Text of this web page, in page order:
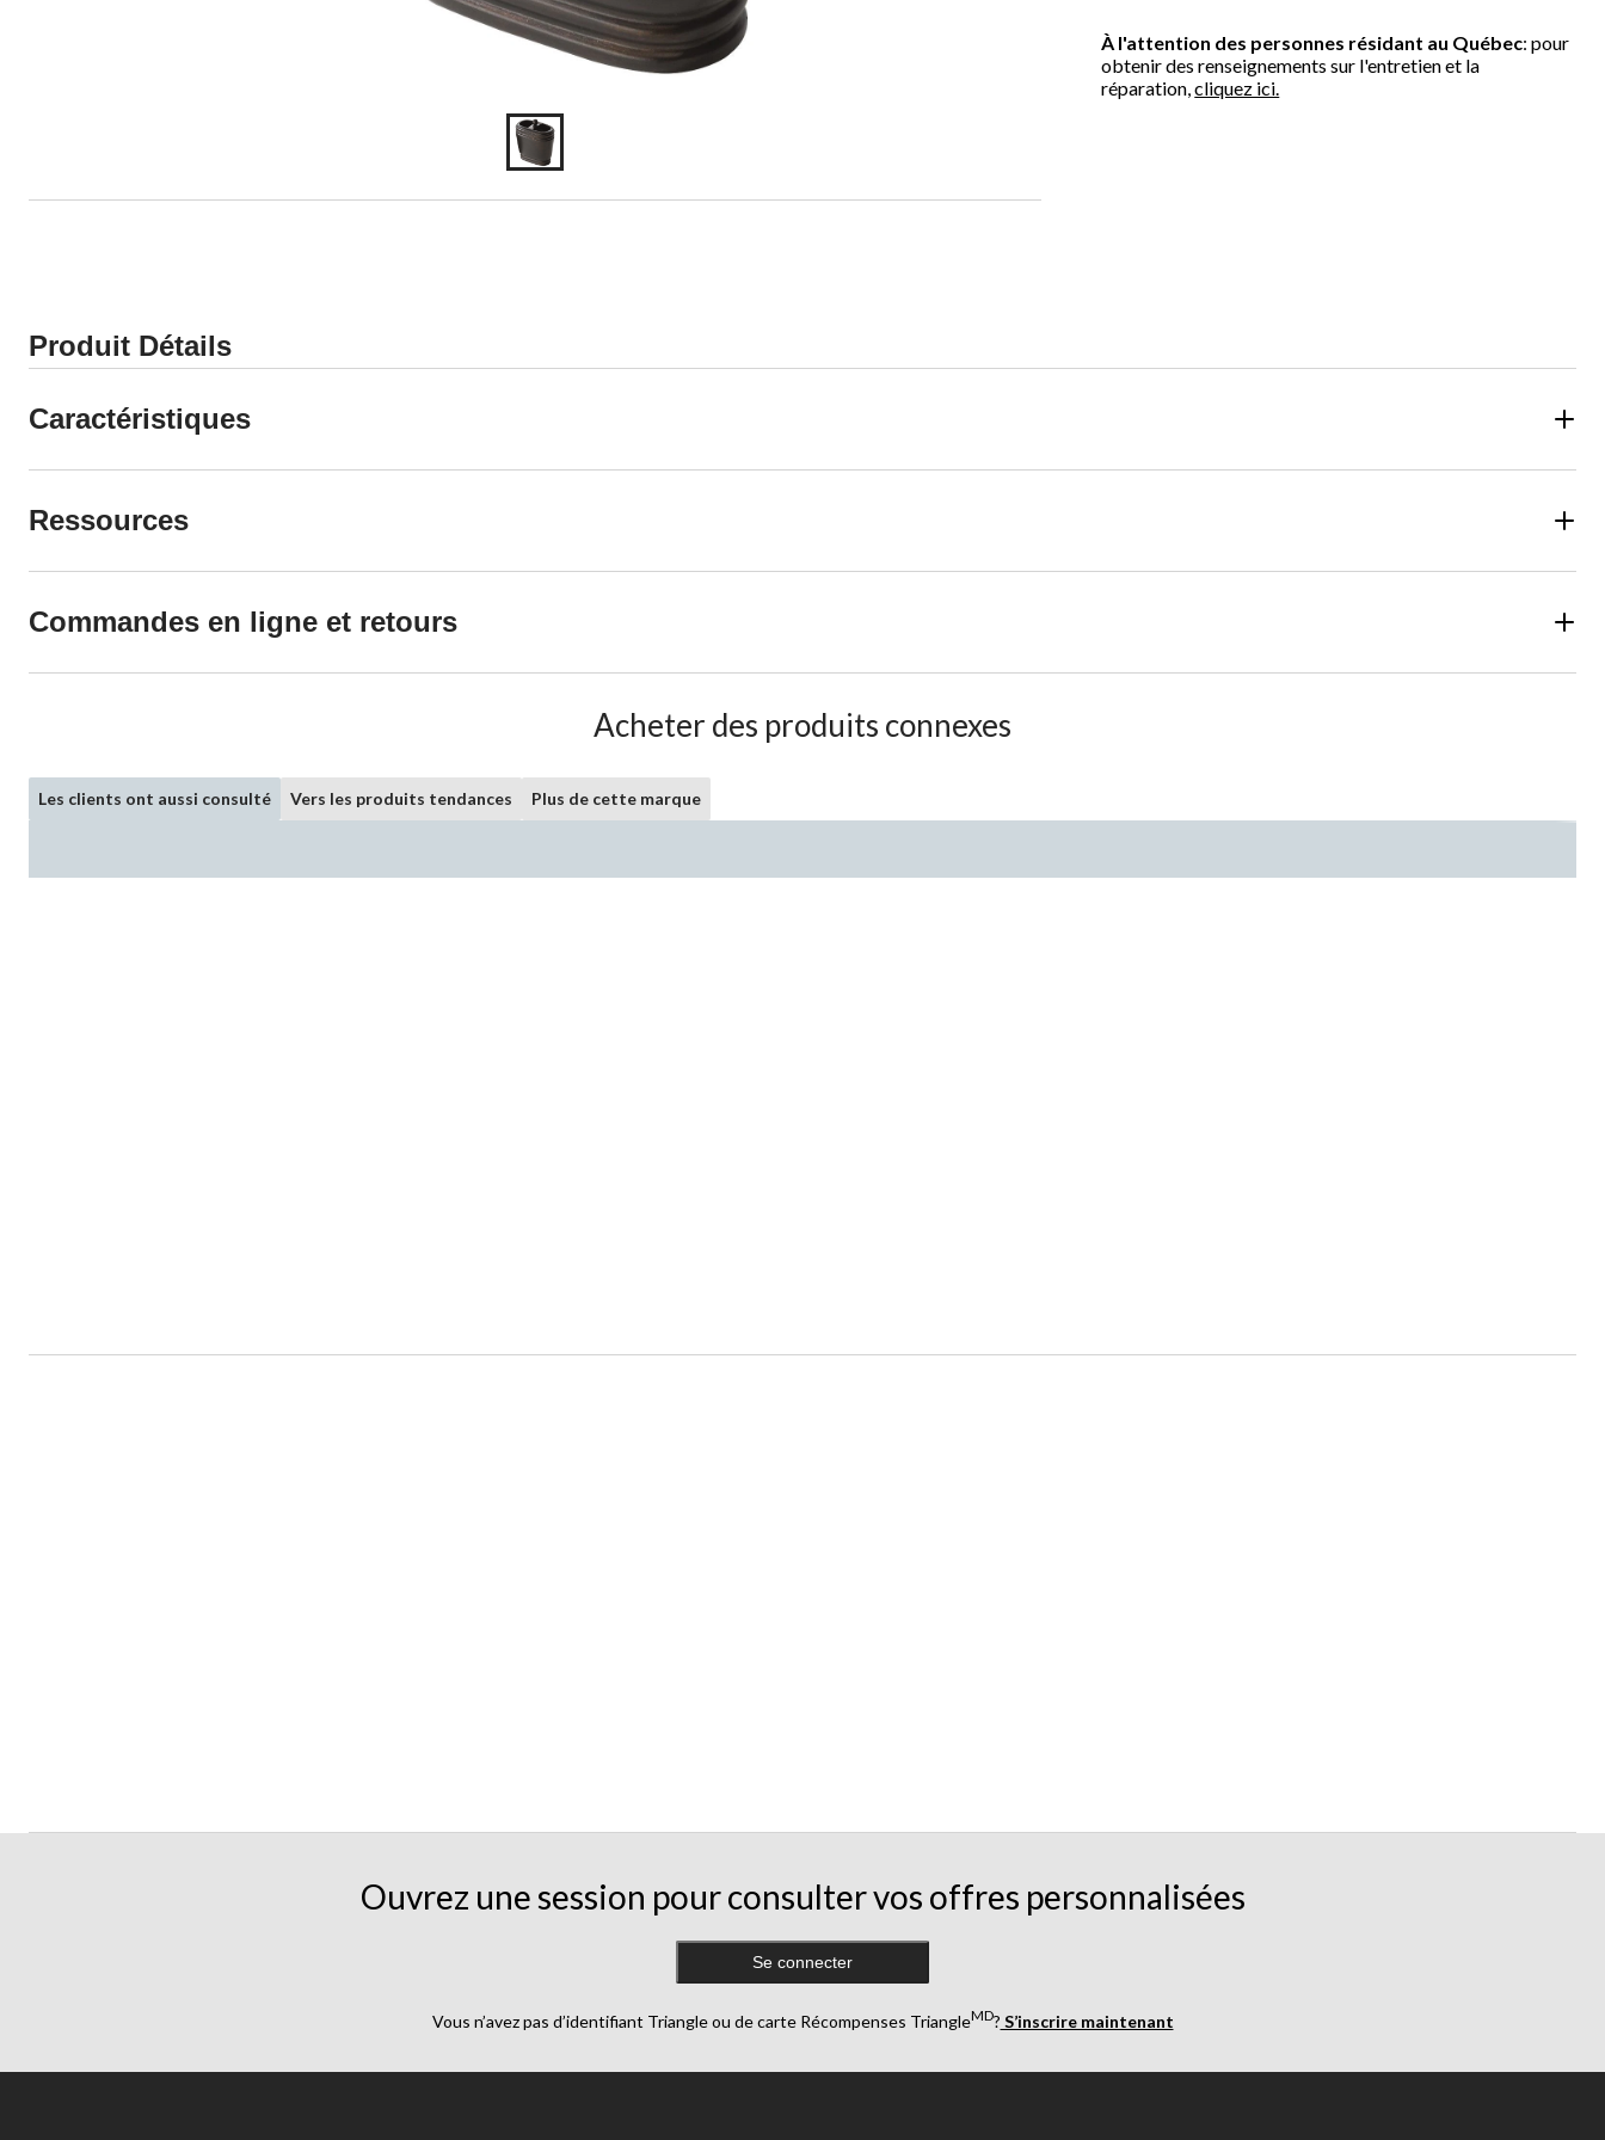
À l'attention des personnes résidant au Québec: pour
obtenir des renseignements sur l'entretien et la
réparation,cliquez ici.
Produit Détails
Caractéristiques
Ressources
Commandes en ligne et retours
Acheter des produits connexes
Les clients ont aussi consulté Vers les produits tendances Plus de cette marque
Ouvrez une session pour consulter vos offres personnalisées
Se connecter
Vous n’avez pas d’identifiant Triangle ou de carte Récompenses TriangleMD? S’inscrire maintenant